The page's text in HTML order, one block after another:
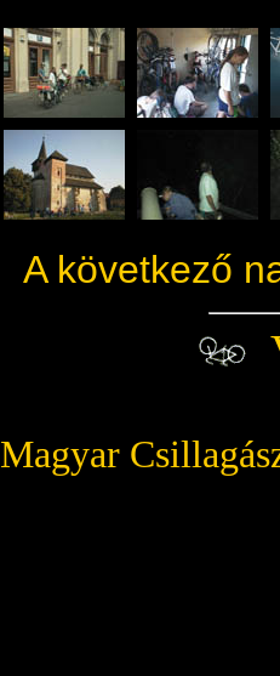
A következő
Magyar